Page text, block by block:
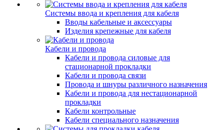
Системы ввода и крепления для кабеля
Вводы кабельные и аксессуары
Изделия крепежные для кабеля
Кабели и провода
Кабели и провода силовые для
стационарной прокладки
Кабели и провода связи
Провода и шнуры различного назначения
Кабели и провода для нестационарной
прокладки
Кабели контрольные
Кабели специального назначения